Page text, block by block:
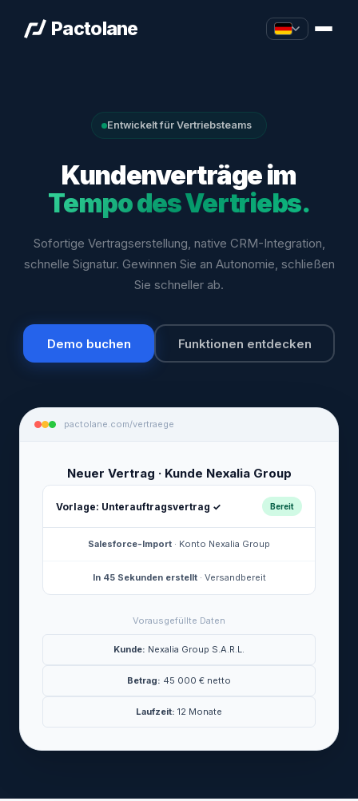
Pactolane
Entwickelt für Vertriebsteams
Kundenverträge im
Tempo des Vertriebs.
Sofortige Vertragserstellung, native CRM-Integration,
schnelle Signatur. Gewinnen Sie an Autonomie, schließen
Sie schneller ab.
Demo buchen Funktionen entdecken
pactolane.com/vertraege
Neuer Vertrag · Kunde Nexalia Group
Vorlage: Unterauftragsvertrag ✓ Bereit
Salesforce-Import · Konto Nexalia Group
In 45 Sekunden erstellt· Versandbereit
Vorausgefüllte Daten
Kunde: Nexalia Group S.A.R.L.
Betrag: 45 000 € netto
Laufzeit: 12 Monate